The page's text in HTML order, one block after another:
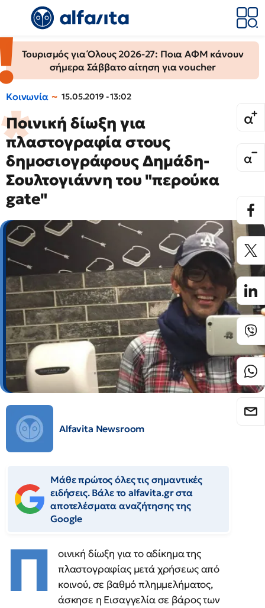
Τουρισμός για Όλους 2026-27: Ποια ΑΦΜ κάνουν
σήμερα Σάββατο αίτηση για voucher
Κοινωνία 15.05.2019 - 13:02
Ποινική δίωξη για
πλαστογραφία στους
δημοσιογράφους Δημάδη-
Σουλτογιάννη του "περούκα
gate"
Alfavita Newsroom
Μάθε πρώτος όλες τις σημαντικές
ειδήσεις. Βάλε το alfavita.gr στα
αποτελέσματα αναζήτησης της
Google
Π
οινική δίωξη για το αδίκημα της
πλαστογραφίας μετά χρήσεως από
κοινού, σε βαθμό πλημμελήματος,
άσκησε η Εισαγγελία σε βάρος των